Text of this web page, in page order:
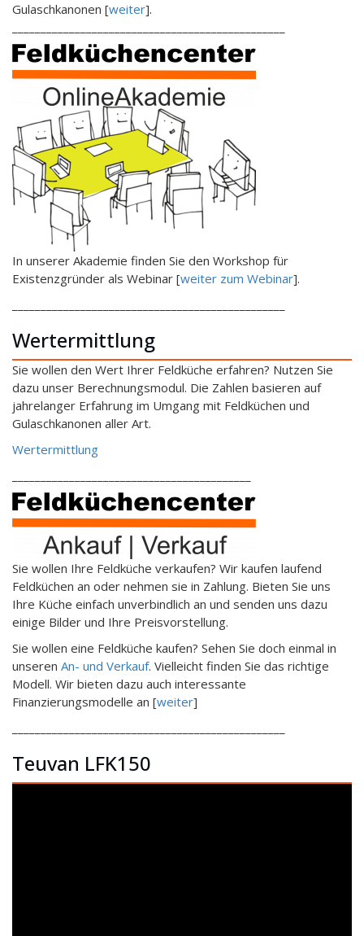
Gulaschkanonen [weiter].
In unserer Akademie finden Sie den Workshop für
Existenzgründer als Webinar [weiter zum Webinar].
Wertermittlung
Sie wollen den Wert Ihrer Feldküche erfahren? Nutzen Sie
dazu unser Berechnungsmodul. Die Zahlen basieren auf
jahrelanger Erfahrung im Umgang mit Feldküchen und
Gulaschkanonen aller Art.
Wertermittlung
Sie wollen Ihre Feldküche verkaufen? Wir kaufen laufend
Feldküchen an oder nehmen sie in Zahlung. Bieten Sie uns
Ihre Küche einfach unverbindlich an und senden uns dazu
einige Bilder und Ihre Preisvorstellung.
Sie wollen eine Feldküche kaufen? Sehen Sie doch einmal in
unseren An- und Verkauf. Vielleicht finden Sie das richtige
Modell. Wir bieten dazu auch interessante
Finanzierungsmodelle an [weiter]
Teuvan LFK150